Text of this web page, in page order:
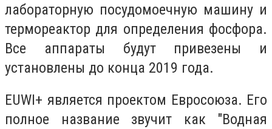
лабораторную посудомоечную машину и
термореактор для определения фосфора.
Все аппараты будут привезены и
установлены до конца 2019 года.
EUWI+ является проектом Евросоюза. Его
полное название звучит как "Водная